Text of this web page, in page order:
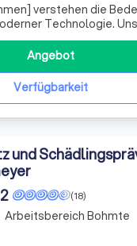
verstehen die
Technologie.
Tracking-Pixel
ein nahtloses und
Erlebnis zu bieten.
Gerät gespe
Verfügbarkeit
Angebot
und
(18)
Arbeitsbereich Bohmte